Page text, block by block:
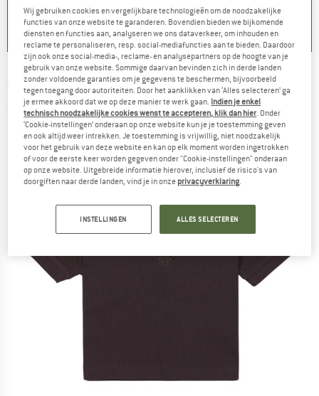
) 5,0(1) 5,0(9)
ROXY -Kid's Hey Yeah Yeah - Top
(0)
Wij gebruiken cookies en vergelijkbare technologieën om de noodzakelijke
functies van onze website te garanderen. Bovendien bieden we bijkomende
diensten en functies aan, analyseren we ons dataverkeer, om inhouden en
reclame te personaliseren, resp. social-mediafuncties aan te bieden. Daardoor
zijn ook onze social-media-, reclame- en analysepartners op de hoogte van je
gebruik van onze website. Sommige daarvan bevinden zich in derde landen
zonder voldoende garanties om je gegevens te beschermen, bijvoorbeeld
tegen toegang door autoriteiten. Door het aanklikken van ‘Alles selecteren’ ga
je ermee akkoord dat we op deze manier te werk gaan. Indien je enkel
technisch noodzakelijke cookies wenst te accepteren, klik dan hier. Onder
‘Cookie-instellingen’ onderaan op onze website kun je je toestemming geven
en ook altijd weer intrekken. Je toestemming is vrijwillig, niet noodzakelijk
voor het gebruik van deze website en kan op elk moment worden ingetrokken
of voor de eerste keer worden gegeven onder "Cookie-instellingen" onderaan
op onze website. Uitgebreide informatie hierover, inclusief de risico's van
doorgiften naar derde landen, vind je in onze privacyverklaring.
INSTELLINGEN ALLES SELECTEREN